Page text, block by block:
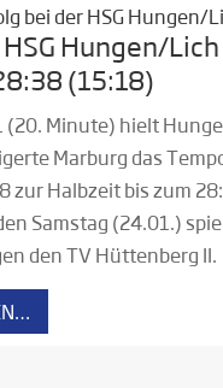
bei der HSG Hungen/
Hungen/Lich
(15:18)
(20. Minute) hielt
Marburg das
zur Halbzeit bis zum
Samstag (24.01.)
den TV Hüttenberg II.